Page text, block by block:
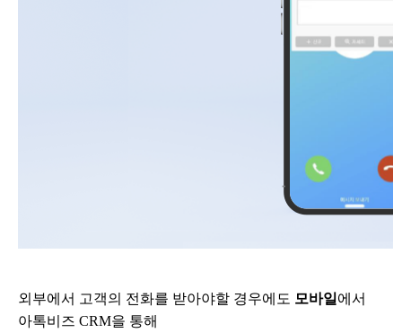
외부에서 고객의 전화를 받아야할 경우에도 모바일 에서
아톡비즈 CRM을 통해